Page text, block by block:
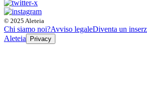
© 2025 Aleteia
Chi siamo noi?Avviso legaleDiventa un
Aleteia
Privacy